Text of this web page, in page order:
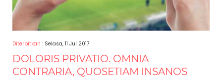
Diterbitkan : Selasa, 11 Jul 2017
DOLORIS PRIVATIO. OMNIA
CONTRARIA, QUOSETIAM INSANOS